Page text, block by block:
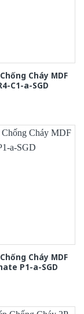
Cháy MDF
C1-a-SGD
Cháy MDF
P1-a-SGD